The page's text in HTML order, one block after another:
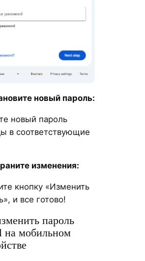
новый пароль:
новый пароль
в соответствующие
изменения:
кнопку «Изменить
и все готово!
пароль
на мобильном